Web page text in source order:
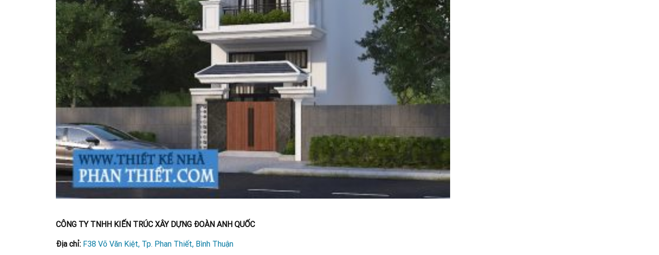
CÔNG TY TNHH KIẾN TRÚC XÂY DỰNG ĐOÀN ANH QUỐC
Địa chỉ: F38 Võ Văn Kiệt, Tp. Phan Thiết, Bình Thuận